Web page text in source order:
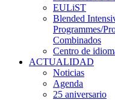
EULiST
Blended
Programmes/
Combinados
Centro de
ACTUALIDAD
Noticias
Agenda
25 aniversario